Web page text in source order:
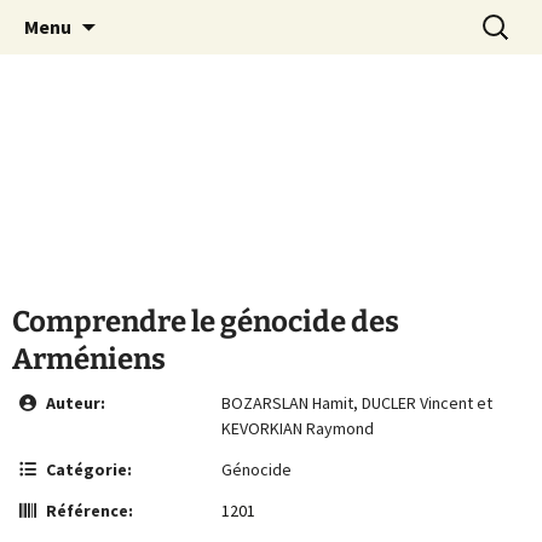
MCA Vienne
Le site de la Maison de la Culture
Arménienne de Vienne
Menu
Comprendre le génocide des
Arméniens
Auteur:
BOZARSLAN Hamit, DUCLER Vincent et
KEVORKIAN Raymond
Catégorie:
Génocide
Référence:
1201